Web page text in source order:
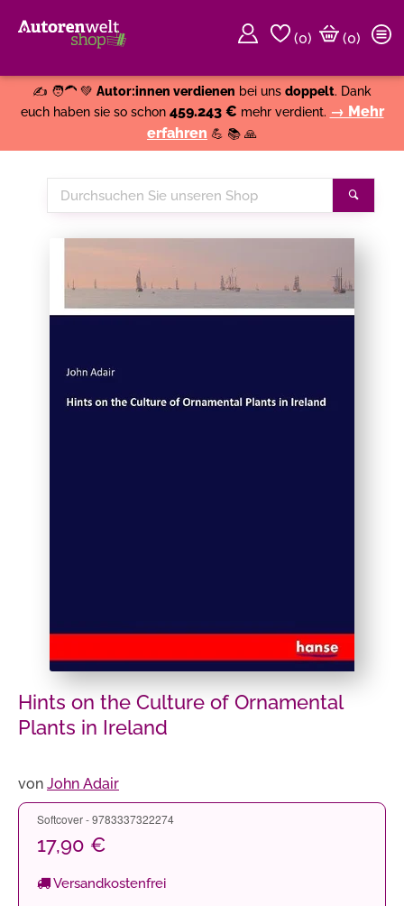
(0)
(0)
✍️ 🧑‍🦱 💚 Autor:innen verdienen bei uns doppelt. Dank
euch haben sie so schon 459.243 € mehr verdient. → Mehr
erfahren 💪 📚 🙏
Durchsuchen
Sie
Hints on the Culture of Ornamental
Plants in Ireland
von John Adair
Softcover - 9783337322274
17,90 €
Versandkostenfrei